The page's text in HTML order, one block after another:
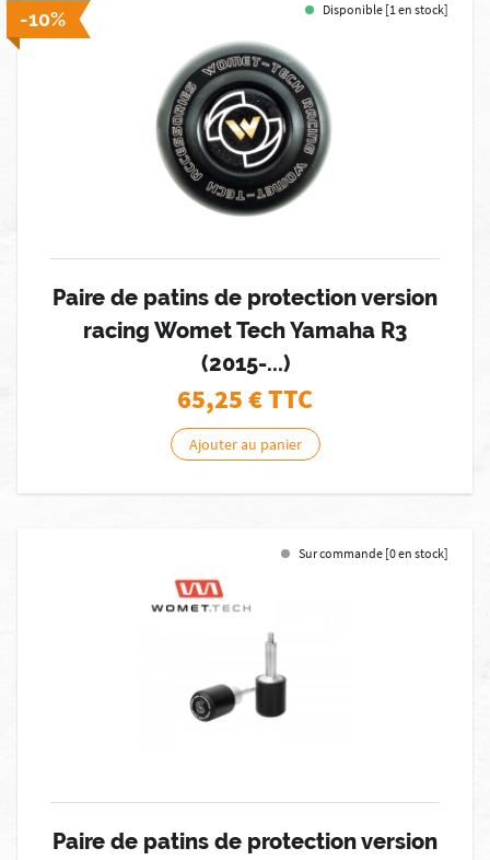
-10% Disponible [1 en stock]
Paire de patins de protection version
racing Womet Tech Yamaha R3
(2015-...)
65,25€ TTC
Ajouter au panier
Sur commande [0 en stock]
Paire de patins de protection version